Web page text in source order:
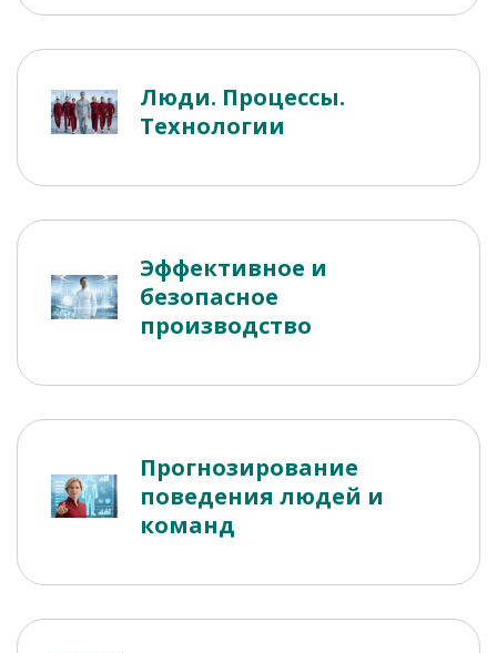
Люди. Процессы.
Технологии
Эффективное и
безопасное
производство
Прогнозирование
поведения людей и
команд